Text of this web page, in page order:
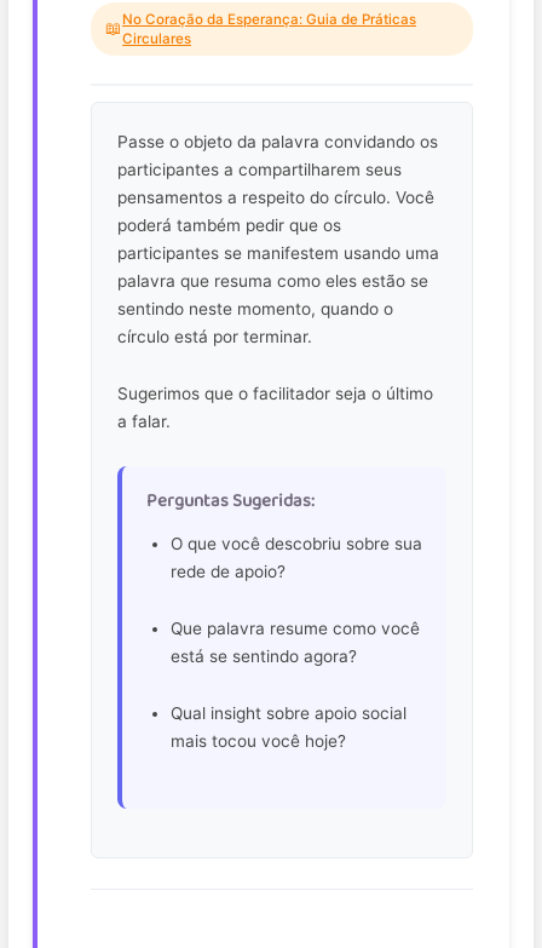
📖No Coração da Esperança: Guia de Práticas
Circulares
Passe o objeto da palavra convidando os
participantes a compartilharem seus
pensamentos a respeito do círculo. Você
poderá também pedir que os
participantes se manifestem usando uma
palavra que resuma como eles estão se
sentindo neste momento, quando o
círculo está por terminar.
Sugerimos que o facilitador seja o último
a falar.
Perguntas Sugeridas:
O que você descobriu sobre sua
rede de apoio?
Que palavra resume como você
está se sentindo agora?
Qual insight sobre apoio social
mais tocou você hoje?